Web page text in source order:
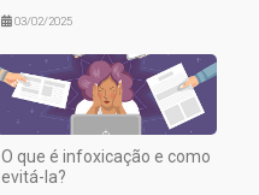
03/02/2025
O que é infoxicação e como
evitá-la?